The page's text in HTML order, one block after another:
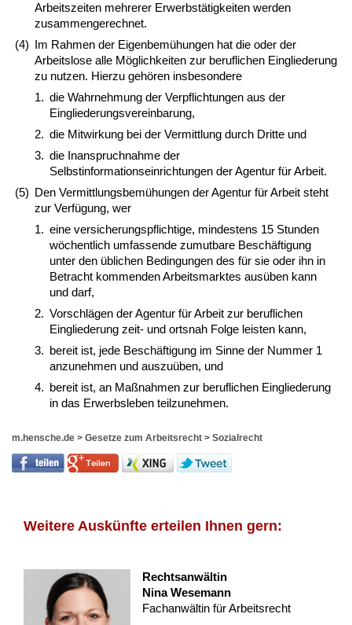
Arbeitszeiten mehrerer Erwerbstätigkeiten werden
zusammengerechnet.
(4) Im Rahmen der Eigenbemühungen hat die oder der
Arbeitslose alle Möglichkeiten zur beruflichen Eingliederung
zu nutzen. Hierzu gehören insbesondere
1. die Wahrnehmung der Verpflichtungen aus der
Eingliederungsvereinbarung,
2. die Mitwirkung bei der Vermittlung durch Dritte und
3. die Inanspruchnahme der
Selbstinformationseinrichtungen der Agentur für Arbeit.
(5) Den Vermittlungsbemühungen der Agentur für Arbeit steht
zur Verfügung, wer
1. eine versicherungspflichtige, mindestens 15 Stunden
wöchentlich umfassende zumutbare Beschäftigung
unter den üblichen Bedingungen des für sie oder ihn in
Betracht kommenden Arbeitsmarktes ausüben kann
und darf,
2. Vorschlägen der Agentur für Arbeit zur beruflichen
Eingliederung zeit- und ortsnah Folge leisten kann,
3. bereit ist, jede Beschäftigung im Sinne der Nummer 1
anzunehmen und auszuüben, und
4. bereit ist, an Maßnahmen zur beruflichen Eingliederung
in das Erwerbsleben teilzunehmen.
m.hensche.de > Gesetze zum Arbeitsrecht > Sozialrecht
Weitere Auskünfte erteilen Ihnen gern:
Rechtsanwältin
Nina Wesemann
Fachanwältin für Arbeitsrecht